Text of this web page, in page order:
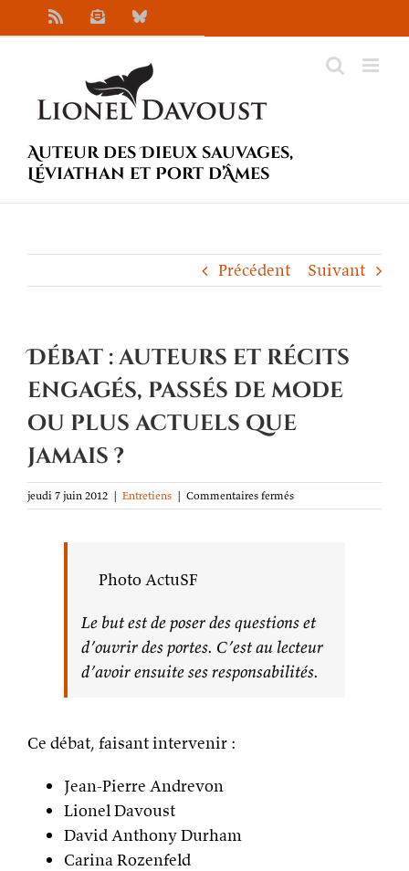
au
NewsletterBluesky
Auteur des Dieux sauvages,
Léviathan et Port d’Âmes
Précédent Suivant
Débat : auteurs et récits
engagés, passés de mode
ou plus actuels que
jamais ?
jeudi 7 juin 2012 | Entretiens | Commentaires ferméssur
Débat
de
mode
plus
Photo ActuSF
Le but est de poser des questions et
d’ouvrir des portes. C’est au lecteur
d’avoir ensuite ses responsabilités.
Ce débat, faisant intervenir :
Jean-Pierre Andrevon
Lionel Davoust
David Anthony Durham
Carina Rozenfeld